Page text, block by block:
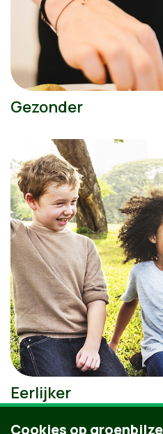
Gezonder
Eerlijker
Cookies op